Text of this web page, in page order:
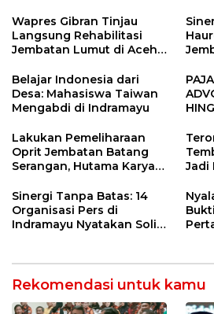
Pimpin Organisasi Lewat
Muscablub
Wapres Gibran Tinjau
Langsung Rehabilitasi
Jembatan Lumut di Aceh
Konektivitas Pulih Cepat
Belajar Indonesia dari
Desa: Mahasiswa Taiwan
Mengabdi di Indramayu
Lakukan Pemeliharaan
Oprit Jembatan Batang
Serangan, Hutama Karya
55 Tol Binjai–Langsa
Jadi
12
Sinergi Tanpa Batas: 14
Organisasi Pers di
Indramayu Nyatakan Solid
Rekomendasi untuk kamu